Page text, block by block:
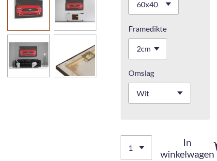
Framedikte
Omslag
In
winkelwagen